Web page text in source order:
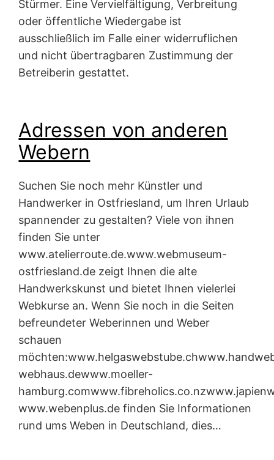
Stürmer. Eine Vervielfältigung, Verbreitung
oder öffentliche Wiedergabe ist
ausschließlich im Falle einer widerruflichen
und nicht übertragbaren Zustimmung der
Betreiberin gestattet.
Adressen von anderen
Webern
Suchen Sie noch mehr Künstler und
Handwerker in Ostfriesland, um Ihren Urlaub
spannender zu gestalten? Viele von ihnen
finden Sie unter
www.atelierroute.de.www.webmuseum-
ostfriesland.de zeigt Ihnen die alte
Handwerkskunst und bietet Ihnen vielerlei
Webkurse an. Wenn Sie noch in die Seiten
befreundeter Weberinnen und Weber
schauen
webhaus.dewww.moeller-
www.webenplus.de finden Sie Informationen
rund ums Weben in Deutschland, dies…